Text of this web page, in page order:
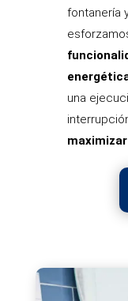
fontanería
una